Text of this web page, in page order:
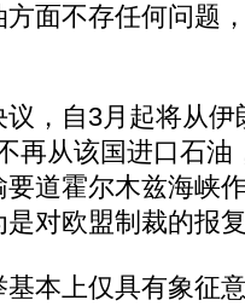
面不存任何问题
自3月起将从伊
再从该国进口石油
道霍尔木兹海峡
对欧盟制裁的报
上仅具有象征